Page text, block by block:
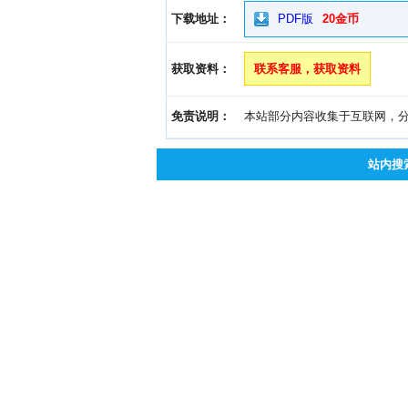
下载地址： PDF版 20金币
获取资料： 联系客服，获取资料
免责说明： 本站部分内容收集于互联网，
站内搜